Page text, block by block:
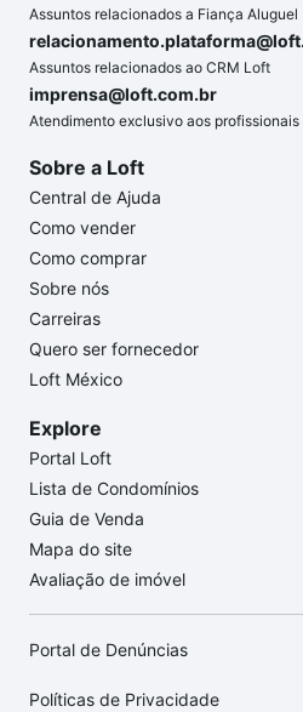
Assuntos relacionados a Fiança Aluguel
Assuntos relacionados ao CRM Loft
imprensa@loft.com.br
Atendimento exclusivo aos profissionais
Sobre a Loft
Central de Ajuda
Como vender
Como comprar
Sobre nós
Carreiras
Quero ser fornecedor
Loft México
Explore
Portal Loft
Lista de Condomínios
Guia de Venda
Mapa do site
Avaliação de imóvel
Portal de Denúncias
Políticas de Privacidade